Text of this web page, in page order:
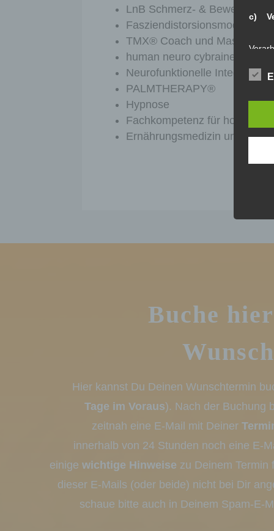
LnB Schmerz- &
Fasziendistorsionsmodell
TMX® Coach und Master
human neuro cybrainetics®
Neurofunktionelle Integration
PALMTHERAPY®
Hypnose
Fachkompetenz für
Ernährungsmedizin und
Buche
Hier kannst Du Deinen Wunschtermin
Tage im Voraus). Nach der Buchung
zeitnah eine E-Mail mit Deiner
innerhalb von 24 Stunden noch eine E-
einigewichtige Hinweise zu Deinem Termin
dieser E-Mails (oder beide) nicht bei Dir
schaue bitte auch in Deinem Spam-E-
c)
f)
g)